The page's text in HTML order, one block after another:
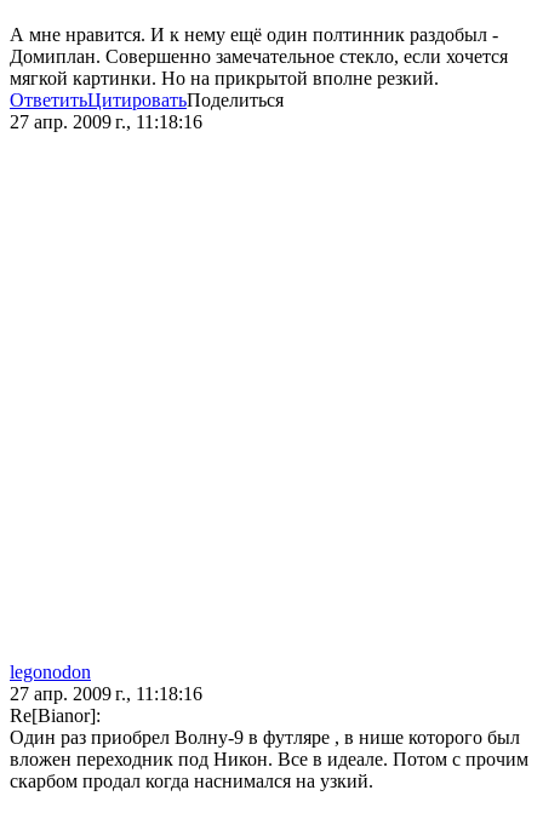
А мне нравится. И к нему ещё один полтинник раздобыл -
Домиплан. Совершенно замечательное стекло, если хочется
мягкой картинки. Но на прикрытой вполне резкий.
ОтветитьЦитироватьПоделиться
27 апр. 2009 г., 11:18:16
legonodon
27 апр. 2009 г., 11:18:16
Re[Bianor]:
Один раз приобрел Волну-9 в футляре , в нише которого был
вложен переходник под Никон. Все в идеале. Потом с прочим
скарбом продал когда наснимался на узкий.